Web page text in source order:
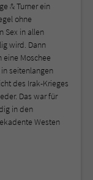
& Turner ein
ohne
Sex in allen
wird. Dann
eine Moschee
seitenlangen
des Irak-Krieges
Das war für
in den
Westen